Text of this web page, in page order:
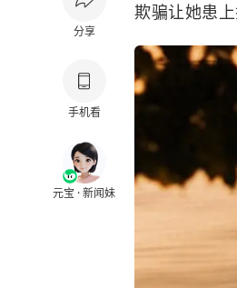
分享
手机看
元宝 · 新闻妹
欺骗让她患